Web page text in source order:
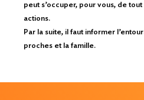
peut s’occuper, pour vous, de
actions.
Par la suite, il faut informer
proches et la famille.